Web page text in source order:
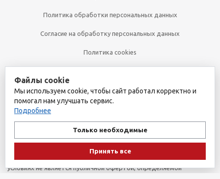
Политика обработки персональных данных
Согласие на обработку персональных данных
Политика cookies
+7 (495) 361-09-90
2026 © Уникальный интернет-магазин
Обращаем ваше внимание на то, что данный интернет-сайт носит
условиях не является публичной офертой, определяемой
Файлы cookie
Мы используем cookie, чтобы сайт работал корректно и
помогал нам улучшать сервис.
Подробнее
Только необходимые
Принять все